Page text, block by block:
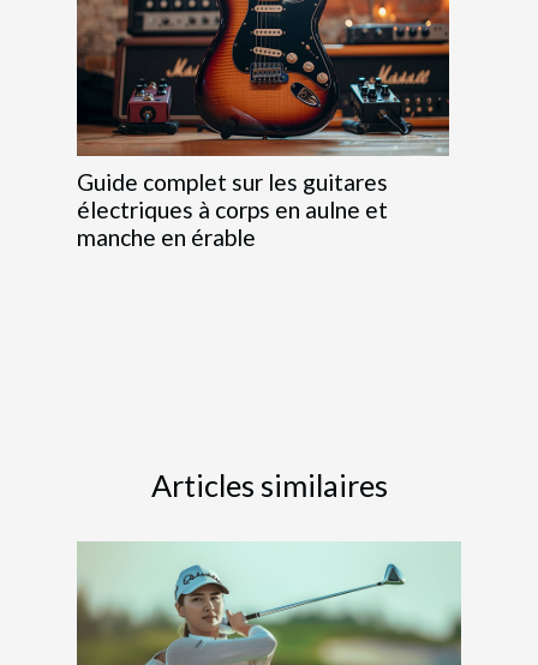
Guide complet sur les guitares
électriques à corps en aulne et
manche en érable
Articles similaires